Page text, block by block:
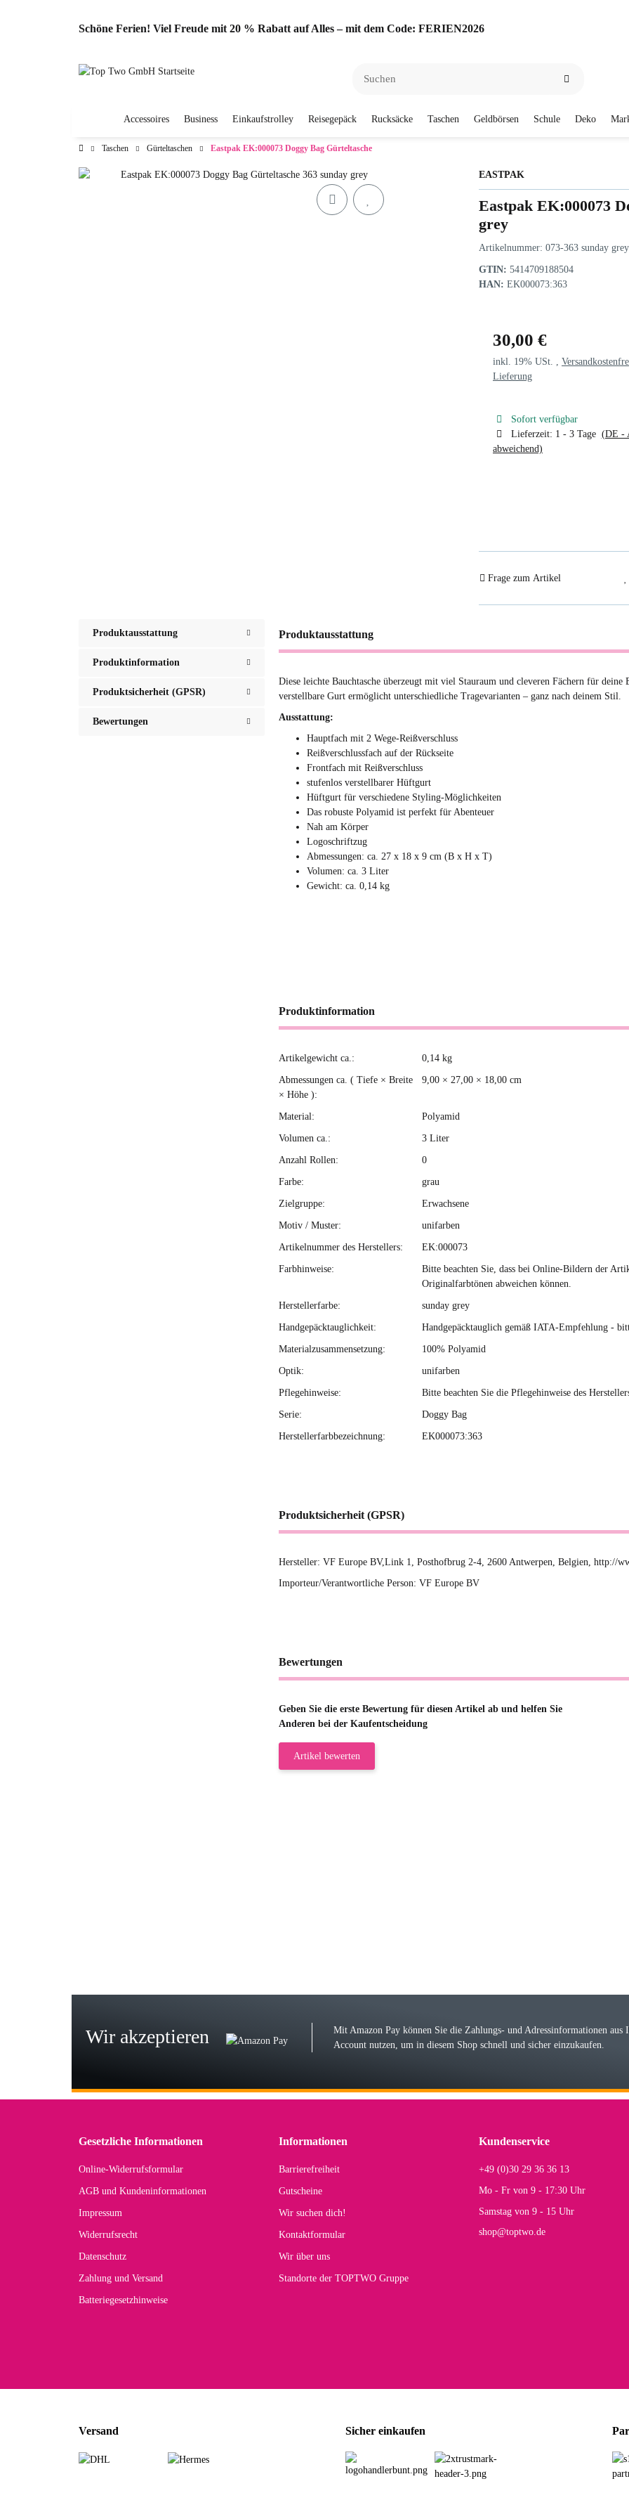
Schöne Ferien! Viel Freude mit 20 % Rabatt auf Alles – mit dem Code: FERIEN2026
Accessoires Business Einkaufstrolley Reisegepäck Rucksäcke Taschen Geldbörsen Schule Deko
Taschen Gürteltaschen Eastpak EK:000073 Doggy Bag Gürteltasche
EASTPAK
Eastpak EK:000073
grey
Artikelnummer: 073-363 sunday grey
GTIN: 5414709188504
HAN: EK000073:363
30,00 €
inkl. 19% USt. ,
Lieferung
Sofort verfügbar
Lieferzeit: 1 - 3 Tage (DE -
abweichend)
Frage zum Artikel
Produktausstattung
Produktinformation
Produktsicherheit (GPSR)
Bewertungen
Produktausstattung
Diese leichte Bauchtasche überzeugt mit viel Stauraum und cleveren Fächern für deine
verstellbare Gurt ermöglicht unterschiedliche Tragevarianten – ganz nach deinem Stil.
Ausstattung:
Hauptfach mit 2 Wege-Reißverschluss
Reißverschlussfach auf der Rückseite
Frontfach mit Reißverschluss
stufenlos verstellbarer Hüftgurt
Hüftgurt für verschiedene Styling-Möglichkeiten
Das robuste Polyamid ist perfekt für Abenteuer
Nah am Körper
Logoschriftzug
Abmessungen: ca. 27 x 18 x 9 cm (B x H x T)
Volumen: ca. 3 Liter
Gewicht: ca. 0,14 kg
Produktinformation
Produkteigenschaft
Wert
Artikelgewicht ca.: 0,14 kg
Abmessungen ca. ( Tiefe × Breite
× Höhe ):
9,00 × 27,00 × 18,00 cm
Material: Polyamid
Volumen ca.: 3 Liter
Anzahl Rollen: 0
Farbe: grau
Zielgruppe: Erwachsene
Motiv / Muster: unifarben
Artikelnummer des Herstellers: EK:000073
Farbhinweise:
Bitte beachten Sie, dass bei Online-Bildern der
Originalfarbtönen abweichen können.
Herstellerfarbe: sunday grey
Handgepäcktauglichkeit: Handgepäcktauglich gemäß IATA-Empfehlung -
Materialzusammensetzung: 100% Polyamid
Optik: unifarben
Pflegehinweise: Bitte beachten Sie die Pflegehinweise des
Serie: Doggy Bag
Herstellerfarbbezeichnung: EK000073:363
Produktsicherheit (GPSR)
Hersteller: VF Europe BV,Link 1, Posthofbrug 2-4, 2600 Antwerpen, Belgien, http://
Importeur/Verantwortliche Person: VF Europe BV
Bewertungen
Geben Sie die erste Bewertung für diesen Artikel ab und helfen Sie
Anderen bei der Kaufentscheidung
Artikel bewerten
Der Koffer macht einen sehr soliden Eindruck. Die Zuverlässigkeit muss sich noch in
Hans E
Wir akzeptieren
Mit Amazon Pay können Sie die Zahlungs- und Adressinformationen aus
Account nutzen, um in diesem Shop schnell und sicher einzukaufen.
Gesetzliche Informationen
Online-Widerrufsformular
AGB und Kundeninformationen
Impressum
Widerrufsrecht
Datenschutz
Zahlung und Versand
Batteriegesetzhinweise
Informationen
Barrierefreiheit
Gutscheine
Wir suchen dich!
Kontaktformular
Wir über uns
Standorte der TOPTWO Gruppe
Kundenservice
+49 (0)30 29 36 36 13
Mo - Fr von 9 - 17:30 Uhr
Samstag von 9 - 15 Uhr
shop@toptwo.de
Versand Sicher einkaufen